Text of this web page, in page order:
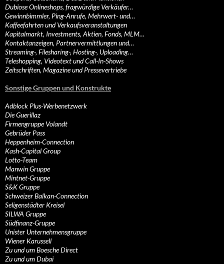
Dubiose Onlineshops, fragwürdige Verkäufer…
Gewinnbimmler, Ping-Anrufe, Mehrwert- und…
Kaffeefahrten und Verkaufsveranstaltungen
Kapitalmarkt, Investments, Aktien, Fonds, MLM…
Kontaktanzeigen, Partnervermittlungen und…
Streaming-, Filesharing-, Hosting-, Uploading…
Teleshopping, Videotext und Call-In-Shows
Zeitschriften, Magazine und Pressevertriebe
Sonstige Gruppen und Konstrukte
Adblock Plus-Werbenetzwerk
Die Guerillaz
Firmengruppe Volandt
Gebrüder Pass
Heppenheim-Connection
Kash-Capital Group
Lotto-Team
Manwin Gruppe
Mintnet-Gruppe
S&K Gruppe
Schweizer Balkan-Connection
Seligenstädter Kreisel
SILWA Gruppe
Südfinanz-Gruppe
Unister Unternehmensgruppe
Wiener Karussell
Zu und um Boesche Direct
Zu und um Dubai